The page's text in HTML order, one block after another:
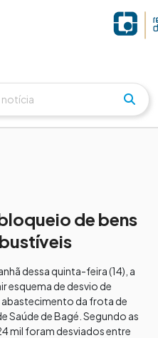
de bens
dessa quinta-feira (14), a
esquema de desvio de
da frota de
Saúde de Bagé. Segundo as
mil foram desviados entre